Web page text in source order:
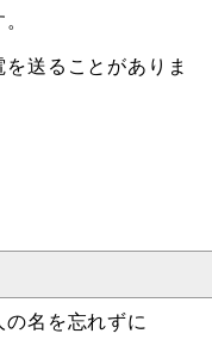
送ることがありま
名を忘れずに